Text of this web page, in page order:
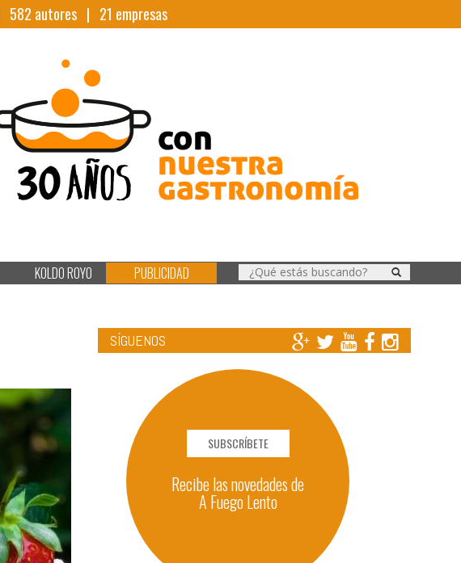
582 autores | 21 empresas
KOLDO ROYO PUBLICIDAD
SÍGUENOS
SUBSCRÍBETE
Recibe las novedades de
A Fuego Lento